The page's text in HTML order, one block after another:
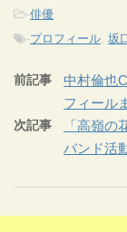
-俳優
-プロフィール, 坂
前記事
中村倫也
フィール
次記事
「高嶺
バンド活